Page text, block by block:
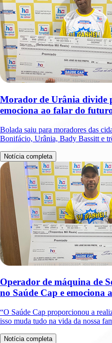
Morador de Urânia divide
emociona ao falar do
Bolada saiu para moradores das
Bonifácio, Urânia, Bady Bassitt e
Notícia completa
Operador de máquina de
no Saúde Cap e emociona
“O Saúde Cap proporcionou a
isso muda tudo na vida da nossa
Notícia completa